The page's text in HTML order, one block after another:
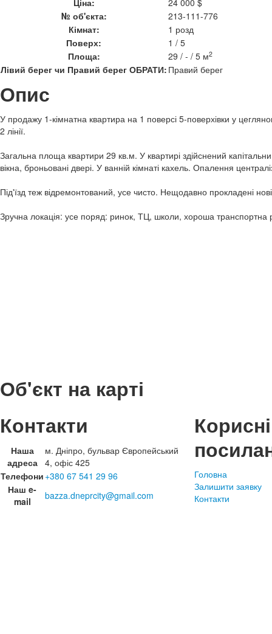
№ об'єкта:
213-111-776
Кімнат:
1 розд
Поверх:
1 / 5
Площа:
29 / - / 5 м2
Лівий берег чи Правий берег ОБРАТИ: Правий берег
Опис
У продажу 1-кімнатна квартира на 1 поверсі 5-поверхівки у
2 лінії.
Загальна площа квартири 29 кв.м. У квартирі здійснений
вікна, броньовані двері. У ванній кімнаті кахель. Опалення
Під'їзд теж відремонтований, усе чисто. Нещодавно прокладені нові
Зручна локація: усе поряд: ринок, ТЦ, школи, хороша транспортна
Об'єкт на карті
Контакти
Наша
адреса
м. Дніпро, бульвар Європейський
4, офіс 425
Телефони +380 67 541 29 96
Наш e-
mail
bazza.dneprcity@gmail.com
Корисні
Головна
Залишити заявку
Контакти